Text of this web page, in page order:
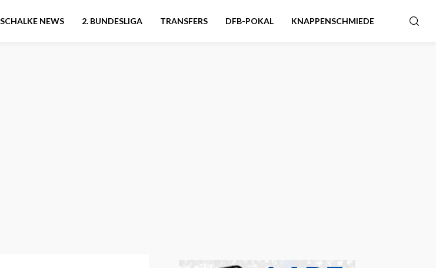
SCHALKE NEWS 2. BUNDESLIGA TRANSFERS DFB-POKAL KNAPPENSCHMIEDE